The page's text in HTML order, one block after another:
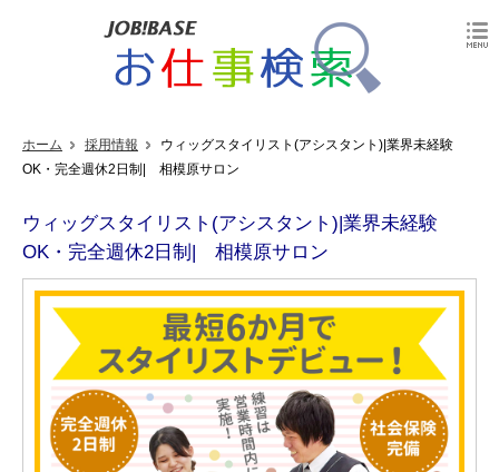
ホーム 採用情報
ウィッグスタイリスト(アシスタント)|業界未経験
OK・完全週休2日制| 相模原サロン
ウィッグスタイリスト(アシスタント)|業界未経験
OK・完全週休2日制| 相模原サロン